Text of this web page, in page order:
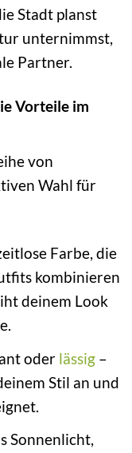
Stadt planst
unternimmst,
Partner.
Vorteile im
von
Wahl für
Farbe, die
kombinieren
deinem Look
oder lässig –
Stil an und
Sonnenlicht,